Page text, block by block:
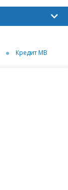
Кредит МВ